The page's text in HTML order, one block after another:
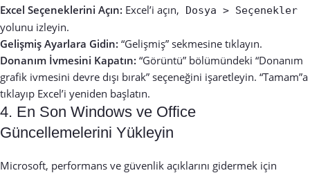
Excel Seçeneklerini Açın: Excel’i açın, Dosya > Seçenekler
yolunu izleyin.
Gelişmiş Ayarlara Gidin: “Gelişmiş” sekmesine tıklayın.
Donanım İvmesini Kapatın: “Görüntü” bölümündeki “Donanım
grafik ivmesini devre dışı bırak” seçeneğini işaretleyin. “Tamam”a
tıklayıp Excel’i yeniden başlatın.
4. En Son Windows ve Office
Güncellemelerini Yükleyin
Microsoft, performans ve güvenlik açıklarını gidermek için